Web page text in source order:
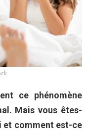
ce phénomène
Mais vous êtes-
et comment est-ce